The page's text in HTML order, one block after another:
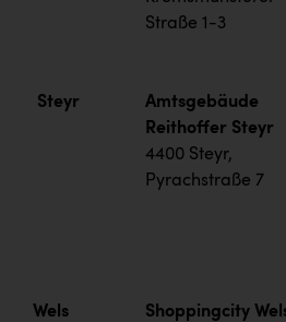
Straße 1-3
Steyr
Amtsgebäude
Reithoffer Steyr
4400 Steyr,
Pyrachstraße 7
Wels
Shoppingcity